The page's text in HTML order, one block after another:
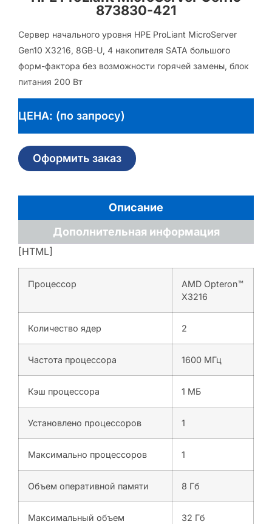
873830-421
Сервер начального уровня HPE ProLiant MicroServer
Gen10 X3216, 8GB-U, 4 накопителя SATA большого
форм-фактора без возможности горячей замены, блок
питания 200 Вт
ЦЕНА: (по запросу)
Оформить заказ
Описание
Дополнительная информация
[HTML]
Процессор
AMD Opteron™
X3216
Количество ядер 2
Частота процессора 1600 МГц
Кэш процессора 1 МБ
Установлено процессоров 1
Максимально процессоров 1
Объем оперативной памяти 8 Гб
Максимальный объем
32 Гб